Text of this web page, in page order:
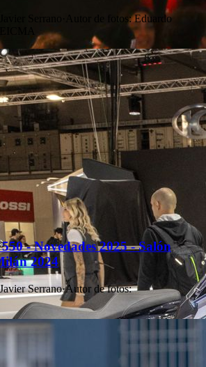
Autor de fotos: Eduardo
- Novedades 2025 - Salón
2024
Javier Serrano·Autor de fotos: